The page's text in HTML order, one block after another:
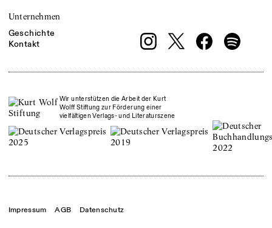
Unternehmen
Geschichte
Kontakt
Wir unterstützen die Arbeit der Kurt
Wolff Stiftung zur Förderung einer
vielfältigen Verlags- und Literaturszene
Impressum AGB Datenschutz